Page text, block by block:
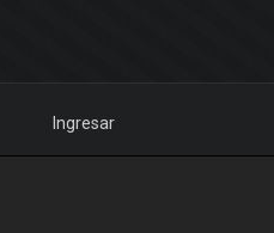
Ingresar